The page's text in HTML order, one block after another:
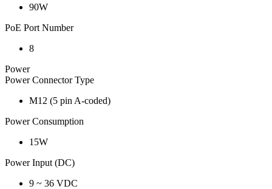
90W
PoE Port Number
8
Power
Power Connector Type
M12 (5 pin A-coded)
Power Consumption
15W
Power Input (DC)
9 ~ 36 VDC